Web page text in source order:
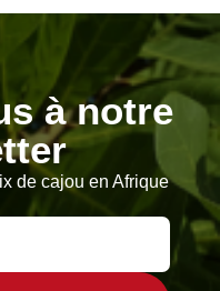
à notre
de cajou en Afrique